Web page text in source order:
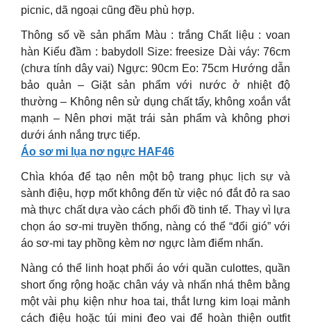
picnic, dã ngoại cũng đều phù hợp.
Thông số về sản phẩm Màu : trắng Chất liệu : voan
hàn Kiểu đầm : babydoll Size: freesize Dài váy: 76cm
(chưa tính dây vai) Ngực: 90cm Eo: 75cm Hướng dẫn
bảo quản – Giặt sản phẩm với nước ở nhiệt độ
thường – Không nên sử dụng chất tẩy, không xoắn vắt
mạnh – Nên phơi mặt trái sản phẩm và không phơi
dưới ánh nắng trực tiếp.
Áo sơ mi lụa nơ ngực HAF46
Chìa khóa để tạo nên một bộ trang phục lịch sự và
sành điệu, hợp mốt không đến từ việc nó đắt đỏ ra sao
mà thực chất dựa vào cách phối đồ tinh tế. Thay vì lựa
chọn áo sơ-mi truyền thống, nàng có thể “đổi gió” với
áo sơ-mi tay phồng kèm nơ ngực làm điểm nhấn.
Nàng có thể linh hoạt phối áo với quần culottes, quần
short ống rộng hoặc chân váy và nhấn nhá thêm bằng
một vài phụ kiện như hoa tai, thắt lưng kim loại mảnh
cách điệu hoặc túi mini đeo vai để hoàn thiện outfit